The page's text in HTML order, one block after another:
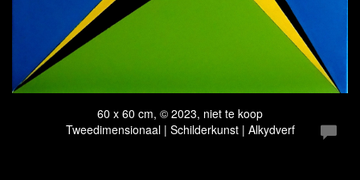
60 x 60 cm, © 2023, niet te koop
Tweedimensionaal | Schilderkunst | Alkydverf